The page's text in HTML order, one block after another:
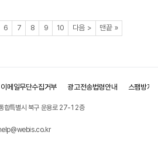
지
6페이지
7페이지
8페이지
9페이지
10 페이지
다음 페이지
> 맨끝 페이지
»
이메일무단수집거부 광고전송법령안내 스팸방지
합특별시 북구 운용로 27-1 2층